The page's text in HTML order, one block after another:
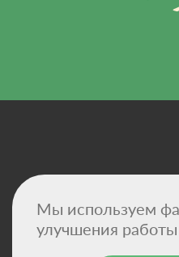
Мы используем
улучшения работы